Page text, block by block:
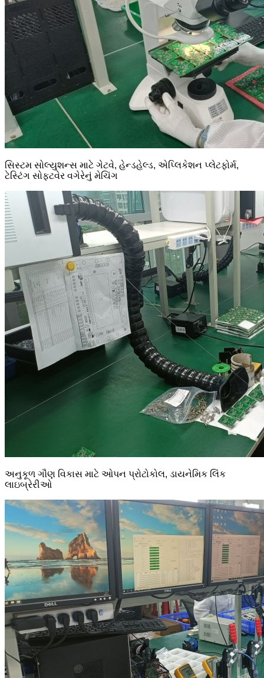
સિસ્ટમ સોલ્યુશન્સ માટે ગેટવે, હેન્ડહેલ્ડ, એપ્લિકેશન પ્લેટફોર્મ,
ટેસ્ટિંગ સોફ્ટવેર વગેરેનું મેચિંગ
અનુકૂળ ગૌણ વિકાસ માટે ઓપન પ્રોટોકોલ, ડાયનેમિક લિંક
લાઇબ્રેરીઓ